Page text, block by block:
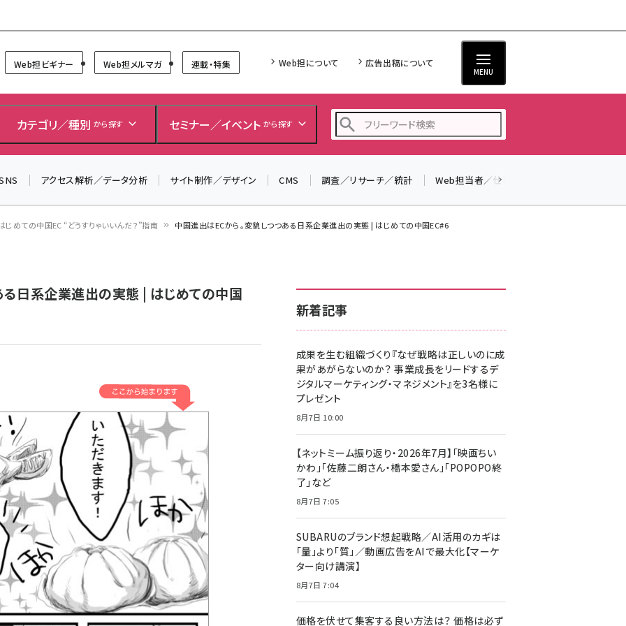
Web担ビギナー Web担メルマガ 連載・特集 Web担について 広告出稿について
MENU
カテゴリ／種別 から探す セミナー／イベント から探す
z世代 (1629)
meo (1281)
llmo (1167)
アクセス解析／データ分析 サイト制作／デザイン CMS 調査／リサーチ／統計 Web担当者／仕事
じめての中国EC “どうすりゃいいんだ？”指南 中国進出はECから。変貌しつつある日系企業進出の実態 | はじめての中国EC#6
る日系企業進出の実態 | はじめての中国
新着記事
成果を生む組織づくり『なぜ戦略は正しいのに成
果があがらないのか？ 事業成長をリードするデ
ジタルマーケティング・マネジメント』を3名様に
プレゼント
8月7日 10:00
【ネットミーム振り返り・2026年7月】「映画ちい
かわ」「佐藤二朗さん・橋本愛さん」「POPOPO終
了」など
8月7日 7:05
SUBARUのブランド想起戦略／AI活用のカギは
「量」より「質」／動画広告をAIで最大化【マーケ
ター向け講演】
8月7日 7:04
価格を伏せて集客する良い方法は？ 価格は必ず